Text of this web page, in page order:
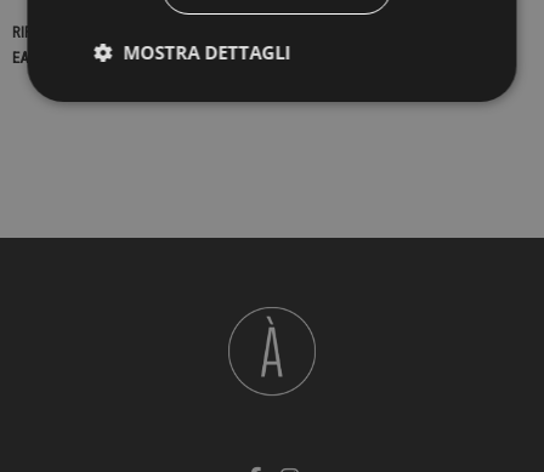
RIFERIMENTO
EAN13
2900000411005MOSTRA DETTAGLI